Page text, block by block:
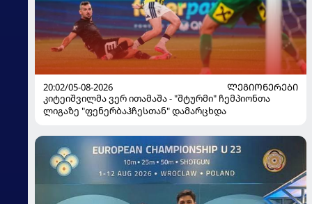
20:02/05-08-2026
ᲚᲔᲒᲘᲝᲜᲔᲠᲔᲑᲘ
კიტეიშვილმა ვერ ითამაშა - "შტურმი" ჩემპიონთა
ლიგაზე "ფენერბაჰჩესთან" დამარცხდა